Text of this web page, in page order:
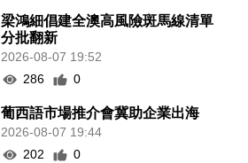
梁鴻細倡建全澳高風險斑馬線清單
分批翻新
2026-08-07 19:52
286
0
葡西語市場推介會冀助企業出海
2026-08-07 19:44
202
0